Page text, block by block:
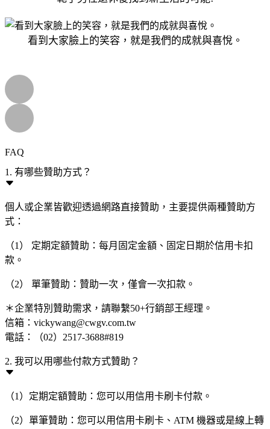
看到大家臉上的笑容，就是我們的成就與喜悅。
FAQ
1. 有哪些贊助方式？
個人或企業皆歡迎透過網路直接贊助，主要提供兩種贊助方
式：
（1） 定期定額贊助：每月固定金額、固定日期於信用卡扣
款。
（2） 單筆贊助：贊助一次，僅會一次扣款。
＊企業特別贊助需求，請聯繫50+行銷部王經理。
信箱：vickywang@cwgv.com.tw
電話：（02）2517-3688#819
2. 我可以用哪些付款方式贊助？
（1）定期定額贊助：您可以用信用卡刷卡付款。
（2）單筆贊助：您可以用信用卡刷卡、ATM 機器或是線上轉